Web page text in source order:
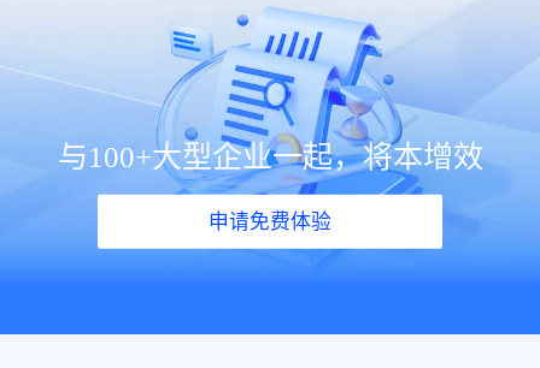
与100+大型企业一起，将本增效
申请免费体验